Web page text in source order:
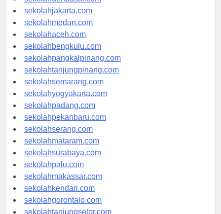
sekolahdenpasar.com
sekolahjakarta.com
sekolahmedan.com
sekolahaceh.com
sekolahbengkulu.com
sekolahpangkalpinang.com
sekolahtanjungpinang.com
sekolahsemarang.com
sekolahyogyakarta.com
sekolahpadang.com
sekolahpekanbaru.com
sekolahserang.com
sekolahmataram.com
sekolahsurabaya.com
sekolahpalu.com
sekolahmakassar.com
sekolahkendari.com
sekolahgorontalo.com